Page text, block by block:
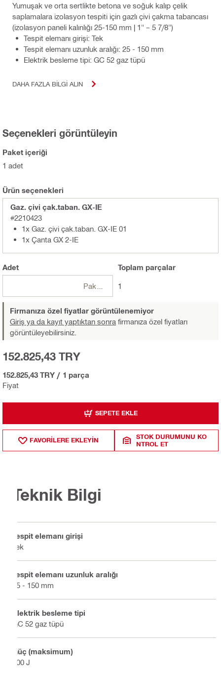
Yumuşak ve orta sertlikte betona ve soğuk kalıp çelik
saplamalara izolasyon tespiti için gazlı çivi çakma tabancası
(izolasyon paneli kalınlığı 25-150 mm | 1" – 5 7/8")
Tespit elemanı girişi: Tek
Tespit elemanı uzunluk aralığı: 25 - 150 mm
Elektrik besleme tipi: GC 52 gaz tüpü
DAHA FAZLA BILGI ALIN
Seçenekleri görüntüleyin
Paket içeriği
1 adet
Ürün seçenekleri
Gaz. çivi çak.taban. GX-IE
#2210423
1x Gaz. çivi çak.taban. GX-IE 01
1x Çanta GX 2-IE
Adet Toplam parçalar
1
Firmanıza özel fiyatlar görüntülenemiyor
Giriş ya da kayıt yaptıktan sonra firmanıza özel fiyatları
görüntüleyebilirsiniz.
Fiyat
152.825,43 TRY
152.825,43 TRY / 1 parça
SEPETE EKLE
FAVORILERE EKLEYIN
STOK DURUMUNU KO
NTROL ET
Teknik Bilgi
Tespit elemanı girişi
Tek
Tespit elemanı uzunluk aralığı
25 - 150 mm
Elektrik besleme tipi
GC 52 gaz tüpü
Güç (maksimum)
100 J